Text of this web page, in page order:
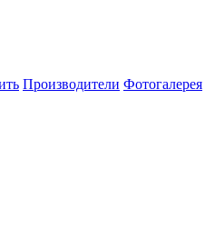
Производители Фотогалерея